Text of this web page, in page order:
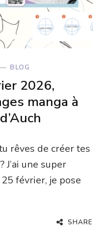
BLOG
2026,
manga à
rêves de créer tes
une super
février, je pose
SHARE